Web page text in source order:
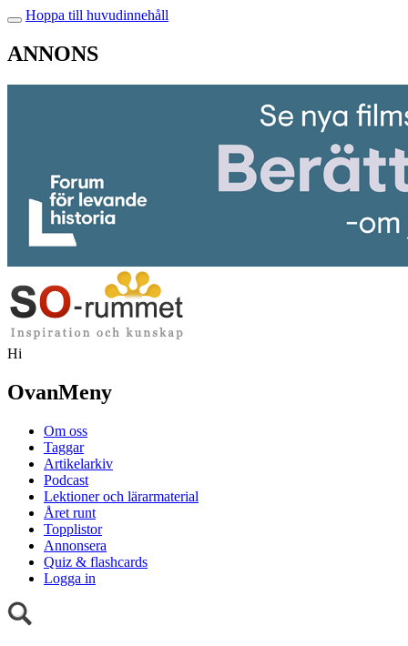
Hoppa till huvudinnehåll
ANNONS
Hi
OvanMeny
Om oss
Taggar
Artikelarkiv
Podcast
Lektioner och lärarmaterial
Året runt
Topplistor
Annonsera
Quiz & flashcards
Logga in